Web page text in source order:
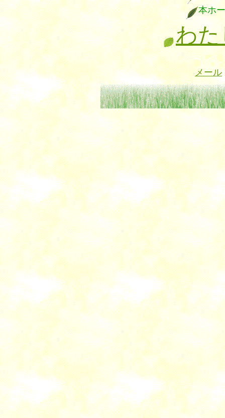
本ホ
わ
メール